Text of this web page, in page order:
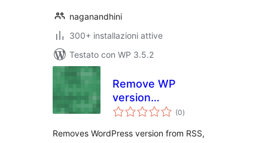
naganandhini
300+ installazioni attive
Testato con WP 3.5.2
Remove WP
version
everywhere (0valutazioni
totali
)
Removes WordPress version from RSS,